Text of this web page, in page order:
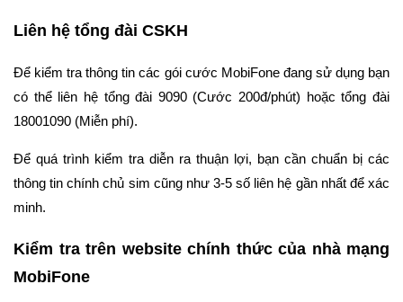
Liên hệ tổng đài CSKH
Để kiểm tra thông tin các gói cước MobiFone đang sử dụng bạn
có thể liên hệ tổng đài 9090 (Cước 200đ/phút) hoặc tổng đài
18001090 (Miễn phí).
Để quá trình kiểm tra diễn ra thuận lợi, bạn cần chuẩn bị các
thông tin chính chủ sim cũng như 3-5 số liên hệ gần nhất để xác
minh.
Kiểm tra trên website chính thức của nhà mạng
MobiFone